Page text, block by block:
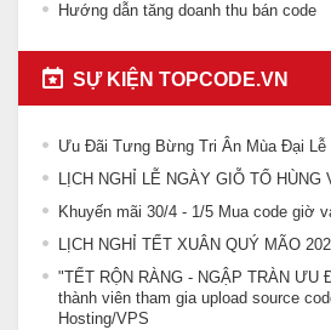
Hướng dẫn tăng doanh thu bán code
SỰ KIỆN TOPCODE.VN
Ưu Đãi Tưng Bừng Tri Ân Mùa Đại Lễ
LỊCH NGHỈ LỄ NGÀY GIỖ TỔ
Khuyến mãi 30/4 - 1/5 Mua code giờ
LỊCH NGHỈ TẾT XUÂN QUÝ MÃO
"TẾT RỘN RÀNG - NGẬP TRÀN ƯU
thành viên tham gia upload source
Hosting/VPS